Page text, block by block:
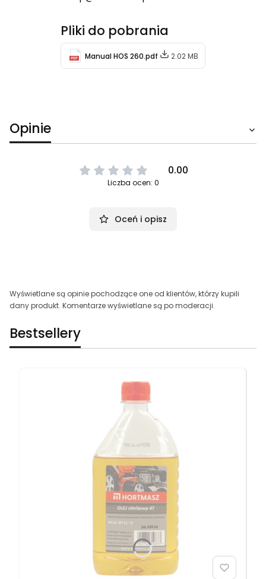
Pliki do pobrania
Manual HOS 260.pdf 2.02 MB
Opinie
0.00
Liczba ocen: 0
Oceń i opisz
Wyświetlane są opinie pochodzące one od klientów, którzy kupili
dany produkt. Komentarze wyświetlane są po moderacji.
Bestsellery